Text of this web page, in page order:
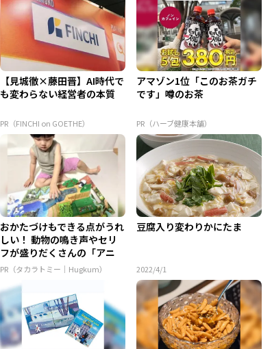
【見城徹×藤田晋】AI時代で
も変わらない経営者の本質
PR（FINCHI on GOETHE）
アマゾン1位「このお茶ガチ
です」噂のお茶
PR（ハーブ健康本舗）
おかたづけもできる点がうれ
しい！ 動物の鳴き声やセリ
フが盛りだくさんの「アニ
ア ...
PR（タカラトミー｜Hugkum）
豆腐入り変わりかにたま
2022/4/1